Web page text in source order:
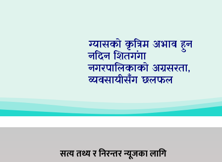
ग्यासको कृत्रिम अभाव हुन
नदिन शितगंगा
नगरपालिकाको अग्रसरता,
व्यवसायीसँग छलफल
सत्य तथ्य र निरन्तर न्यूजका लागि